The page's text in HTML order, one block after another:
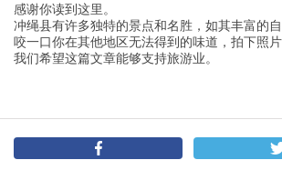
感谢你读到这里。
冲绳县有许多独特的景点和名胜，如其丰富的自
咬一口你在其他地区无法得到的味道，拍下照片
我们希望这篇文章能够支持旅游业。